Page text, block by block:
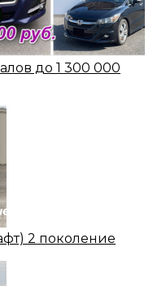
до 1 300 000
2 поколение